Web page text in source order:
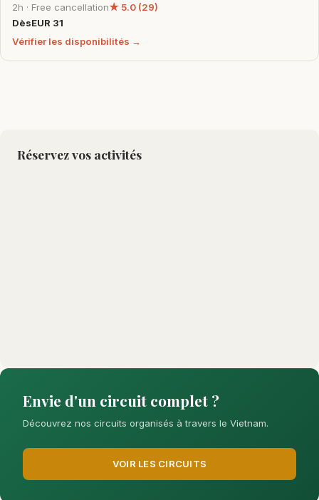
2h · Free cancellation★ 5.0 (29)
DèsEUR 31
Vérifier les disponibilités →
Réservez vos activités
Envie d'un circuit complet ?
Découvrez nos circuits organisés à travers le Vietnam.
VOIR LES CIRCUITS